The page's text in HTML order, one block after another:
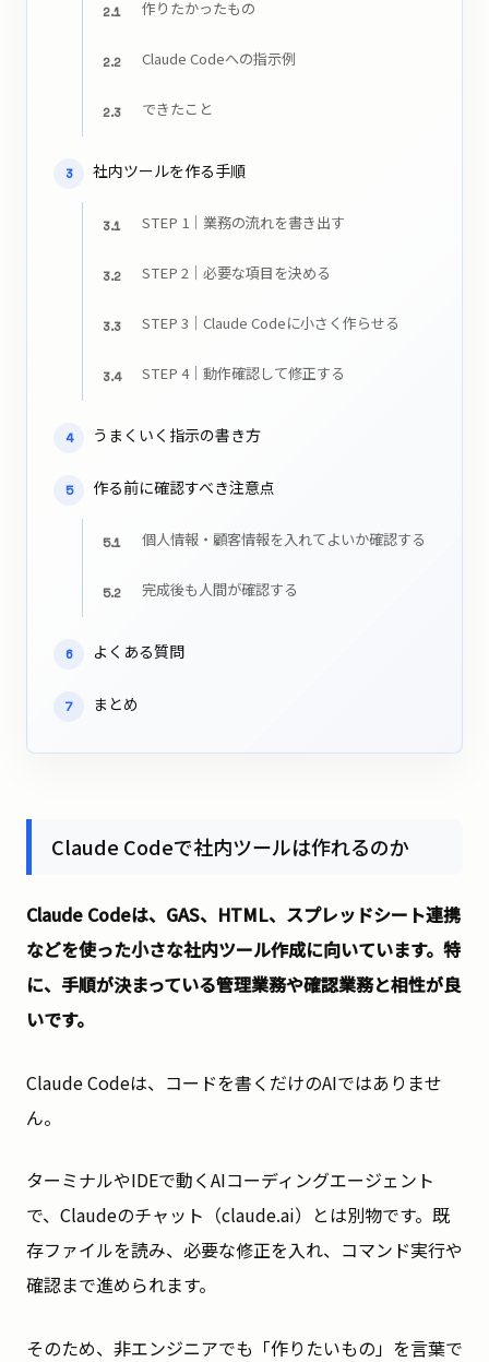
2.1 作りたかったもの
2.2 Claude Codeへの指示例
2.3 できたこと
3 社内ツールを作る手順
3.1 STEP 1｜業務の流れを書き出す
3.2 STEP 2｜必要な項目を決める
3.3 STEP 3｜Claude Codeに小さく作らせる
3.4 STEP 4｜動作確認して修正する
4 うまくいく指示の書き方
5 作る前に確認すべき注意点
5.1 個人情報・顧客情報を入れてよいか確認する
5.2 完成後も人間が確認する
6 よくある質問
7 まとめ
Claude Codeで社内ツールは作れるのか
Claude Codeは、GAS、HTML、スプレッドシート連携
などを使った小さな社内ツール作成に向いています。特
に、手順が決まっている管理業務や確認業務と相性が良
いです。
Claude Codeは、コードを書くだけのAIではありませ
ん。
ターミナルやIDEで動くAIコーディングエージェント
で、Claudeのチャット（claude.ai）とは別物です。既
存ファイルを読み、必要な修正を入れ、コマンド実行や
確認まで進められます。
そのため、非エンジニアでも「作りたいもの」を言葉で